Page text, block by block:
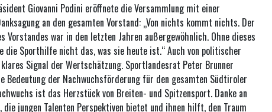
Giovanni Podini eröffnete die Versammlung mit einer
an den gesamten Vorstand: „Von nichts kommt nichts. Der
Vorstandes war in den letzten Jahren außergewöhnlich. Ohne dieses
die Sporthilfe nicht das, was sie heute ist.“ Auch von politischer
Signal der Wertschätzung. Sportlandesrat Peter Brunner
Bedeutung der Nachwuchsförderung für den gesamten Südtiroler
ist das Herzstück von Breiten- und Spitzensport. Danke an
jungen Talenten Perspektiven bietet und ihnen hilft, den Traum